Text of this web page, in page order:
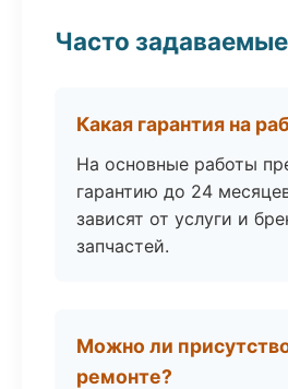
Часто
Какая гарантия на
На основные работы
гарантию до 24
зависят от услуги и
запчастей.
Можно ли
ремонте?